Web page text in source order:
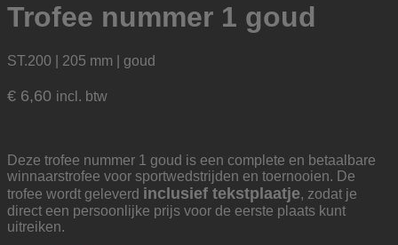
Trofee nummer 1 goud
ST.200 | 205 mm | goud
€ 6,60 incl. btw
Deze trofee nummer 1 goud is een complete en betaalbare
winnaarstrofee voor sportwedstrijden en toernooien. De
trofee wordt geleverd inclusief tekstplaatje, zodat je
direct een persoonlijke prijs voor de eerste plaats kunt
uitreiken.